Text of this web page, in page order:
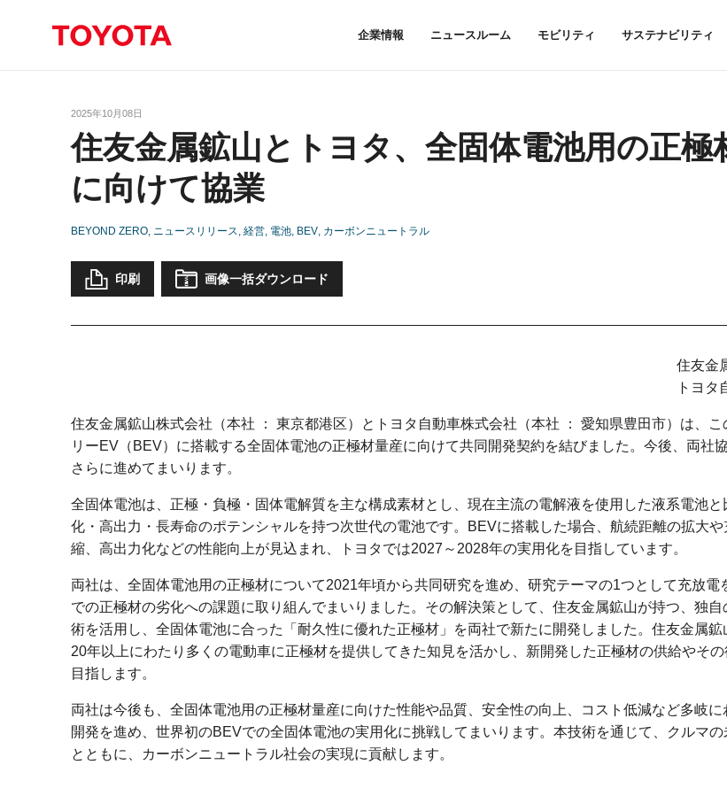
企業情報 ニュースルーム モビリティ サステナビリティ
2025年10月08日
住友金属鉱山とトヨタ、全固体電池用の正極
に向けて協業
BEYOND ZERO ニュースリリース 経営 電池 BEV カーボンニュートラル
印刷 画像一括ダウンロード
住友金
トヨタ
住友金属鉱山株式会社（本社 ： 東京都港区）とトヨタ自動車株式会社（本社 ： 愛知県豊田市）は、こ
リーEV（BEV）に搭載する全固体電池の正極材量産に向けて共同開発契約を結びました。今後、両社
さらに進めてまいります。
全固体電池は、正極・負極・固体電解質を主な構成素材とし、現在主流の電解液を使用した液系電池と
化・高出力・長寿命のポテンシャルを持つ次世代の電池です。BEVに搭載した場合、航続距離の拡大や
縮、高出力化などの性能向上が見込まれ、トヨタでは2027～2028年の実用化を目指しています。
両社は、全固体電池用の正極材について2021年頃から共同研究を進め、研究テーマの1つとして充放電
での正極材の劣化への課題に取り組んでまいりました。その解決策として、住友金属鉱山が持つ、独自
術を活用し、全固体電池に合った「耐久性に優れた正極材」を両社で新たに開発しました。住友金属鉱
20年以上にわたり多くの電動車に正極材を提供してきた知見を活かし、新開発した正極材の供給やそ
目指します。
両社は今後も、全固体電池用の正極材量産に向けた性能や品質、安全性の向上、コスト低減など多岐に
開発を進め、世界初のBEVでの全固体電池の実用化に挑戦してまいります。本技術を通じて、クルマの
とともに、カーボンニュートラル社会の実現に貢献します。